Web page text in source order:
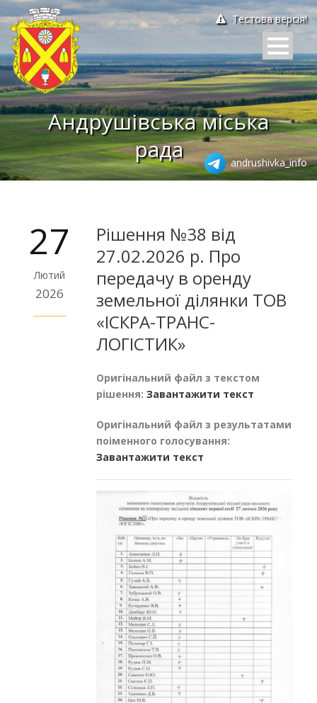
Тестова версія!
Андрушівська міська
рада
andrushivka_info
27
Лютий
2026
Рішення №38 від
27.02.2026 р. Про
передачу в оренду
земельної ділянки ТОВ
«ІСКРА-ТРАНС-
ЛОГІСТИК»
Оригінальний файл з текстом
рішення: Завантажити текст
Оригінальний файл з результатами
поіменного голосування:
Завантажити текст